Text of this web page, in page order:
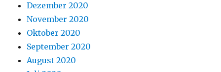
Dezember 2020
November 2020
Oktober 2020
September 2020
August 2020